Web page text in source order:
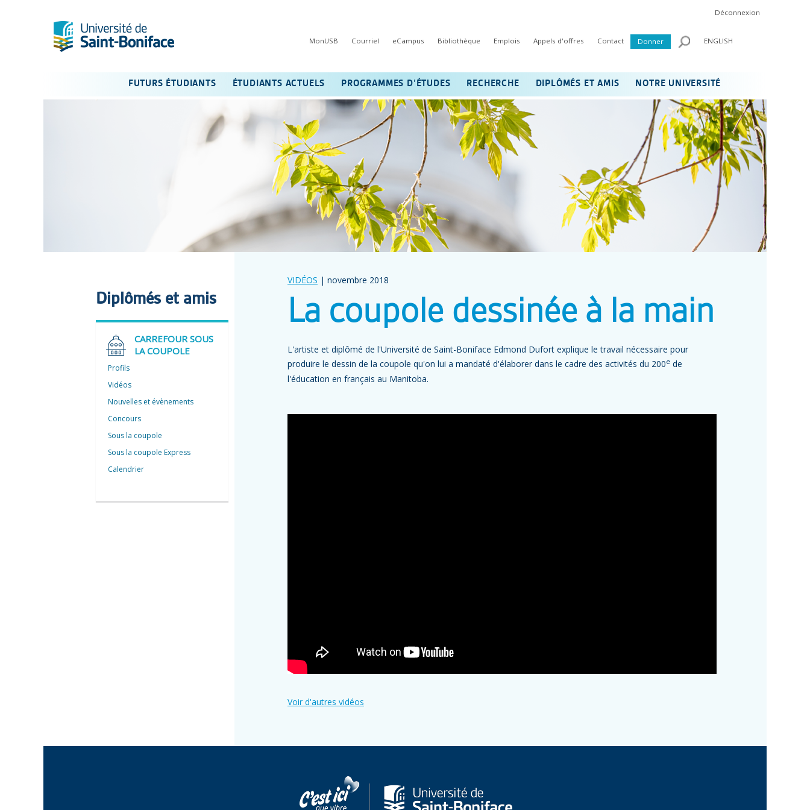
Déconnexion
MonUSB Courriel eCampus Bibliothèque Emplois Appels d'offres Contact Donner ENGLISH
FUTURS ÉTUDIANTS ÉTUDIANTS ACTUELS PROGRAMMES D’ÉTUDES RECHERCHE DIPLÔMÉS ET AMIS NOTRE UNIVERSITÉ
VIDÉOS | novembre 2018
La coupole dessinée à la main
L'artiste et diplômé de l'Université de Saint-Boniface Edmond Dufort explique le travail nécessaire pour
produire le dessin de la coupole qu'on lui a mandaté d'élaborer dans le cadre des activités du 200e de
l'éducation en français au Manitoba.
Voir d'autres vidéos
Diplômés et amis
CARREFOUR SOUS
LA COUPOLE
Profils
Vidéos
Nouvelles et évènements
Concours
Sous la coupole
Sous la coupole Express
Calendrier